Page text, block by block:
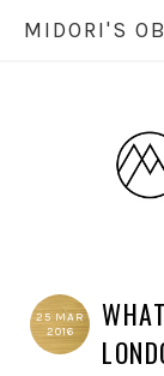
MIDORI'S
25 MAR
2016